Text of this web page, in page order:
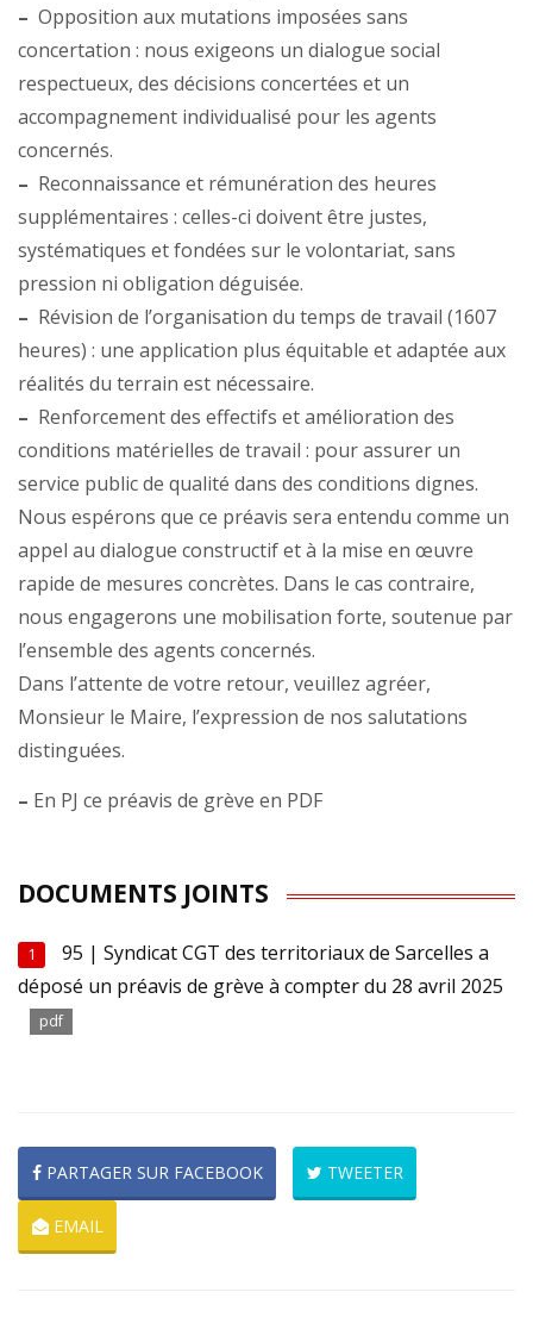
– Opposition aux mutations imposées sans
concertation : nous exigeons un dialogue social
respectueux, des décisions concertées et un
accompagnement individualisé pour les agents
concernés.
– Reconnaissance et rémunération des heures
supplémentaires : celles-ci doivent être justes,
systématiques et fondées sur le volontariat, sans
pression ni obligation déguisée.
– Révision de l’organisation du temps de travail (1607
heures) : une application plus équitable et adaptée aux
réalités du terrain est nécessaire.
– Renforcement des effectifs et amélioration des
conditions matérielles de travail : pour assurer un
service public de qualité dans des conditions dignes.
Nous espérons que ce préavis sera entendu comme un
appel au dialogue constructif et à la mise en œuvre
rapide de mesures concrètes. Dans le cas contraire,
nous engagerons une mobilisation forte, soutenue par
l’ensemble des agents concernés.
Dans l’attente de votre retour, veuillez agréer,
Monsieur le Maire, l’expression de nos salutations
distinguées.
– En PJ ce préavis de grève en PDF
DOCUMENTS JOINTS
1
95 | Syndicat CGT des territoriaux de Sarcelles a
déposé un préavis de grève à compter du 28 avril 2025
pdf
PARTAGER SUR FACEBOOK TWEETER
EMAIL